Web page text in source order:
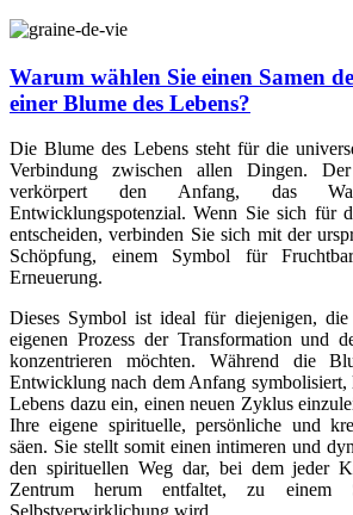
Warum wählen Sie einen Samen
einer Blume des Lebens?
Die Blume des Lebens steht für die
Verbindung zwischen allen Dingen.
verkörpert den Anfang, das
Entwicklungspotenzial. Wenn Sie sich für
entscheiden, verbinden Sie sich mit der
Schöpfung, einem Symbol für
Erneuerung.
Dieses Symbol ist ideal für diejenigen,
eigenen Prozess der Transformation und
konzentrieren möchten. Während die
Entwicklung nach dem Anfang symbolisiert,
Lebens dazu ein, einen neuen Zyklus
Ihre eigene spirituelle, persönliche und
säen. Sie stellt somit einen intimeren und
den spirituellen Weg dar, bei dem jeder
Zentrum herum entfaltet, zu einem